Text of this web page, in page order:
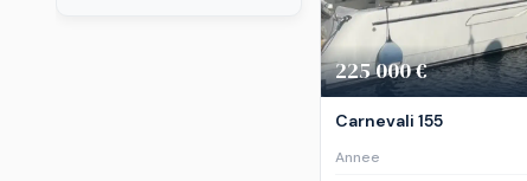
225 000 €
Carnevali 155
Annee